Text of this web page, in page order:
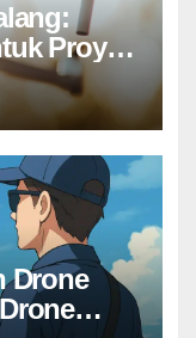
Proyek
Drone